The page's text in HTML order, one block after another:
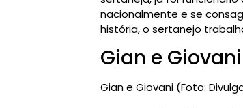
nacionalmente e se
história, o sertanejo
Gian e Giovani
Gian e Giovani (Foto: